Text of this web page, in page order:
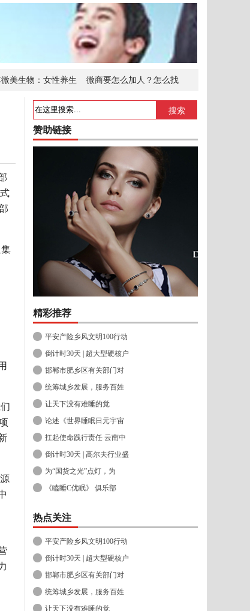
美生物：女性养生 微商要怎么加人？怎么找
德不锈钢
山西右玉力扩“朋友圈”
搜索
赞助链接
精彩推荐
平安产险乡风文明100行动
倒计时30天 | 超大型硬核户
邯郸市肥乡区有关部门对
统筹城乡发展，服务百姓
让天下没有难睡的觉
论述《世界睡眠日元宇宙
扛起使命践行责任 云南中
倒计时30天 | 高尔夫行业盛
为“国货之光”点灯，为
《瞌睡C优眠》 俱乐部
热点关注
平安产险乡风文明100行动
倒计时30天 | 超大型硬核户
邯郸市肥乡区有关部门对
统筹城乡发展，服务百姓
让天下没有难睡的觉